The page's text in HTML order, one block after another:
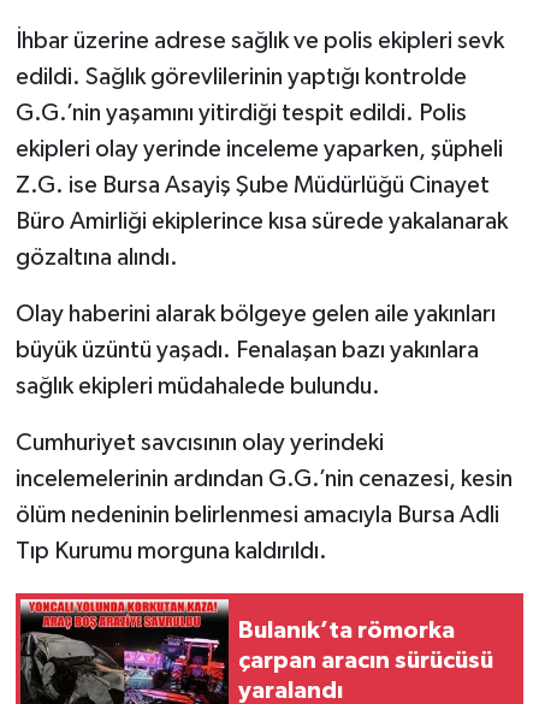
İhbar üzerine adrese sağlık ve polis ekipleri sevk
edildi. Sağlık görevlilerinin yaptığı kontrolde
G.G.’nin yaşamını yitirdiği tespit edildi. Polis
ekipleri olay yerinde inceleme yaparken, şüpheli
Z.G. ise Bursa Asayiş Şube Müdürlüğü Cinayet
Büro Amirliği ekiplerince kısa sürede yakalanarak
gözaltına alındı.
Olay haberini alarak bölgeye gelen aile yakınları
büyük üzüntü yaşadı. Fenalaşan bazı yakınlara
sağlık ekipleri müdahalede bulundu.
Cumhuriyet savcısının olay yerindeki
incelemelerinin ardından G.G.’nin cenazesi, kesin
ölüm nedeninin belirlenmesi amacıyla Bursa Adli
Tıp Kurumu morguna kaldırıldı.
Bulanık’ta römorka
çarpan aracın sürücüsü
yaralandı